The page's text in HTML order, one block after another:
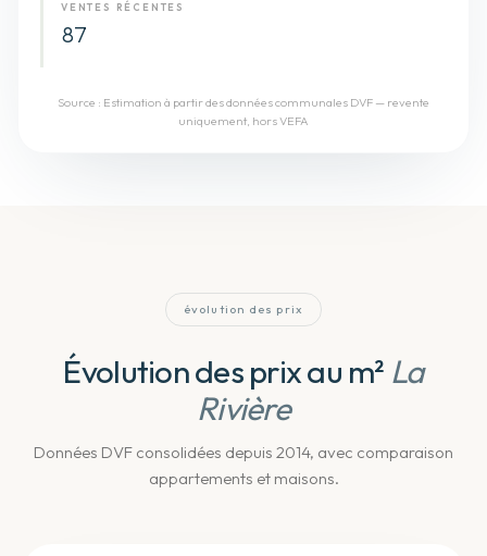
VENTES RÉCENTES
87
Source : Estimation à partir des données communales DVF — revente
uniquement, hors VEFA
évolution des prix
Évolution des prix au m² La
Rivière
Données DVF consolidées depuis 2014, avec comparaison
appartements et maisons.